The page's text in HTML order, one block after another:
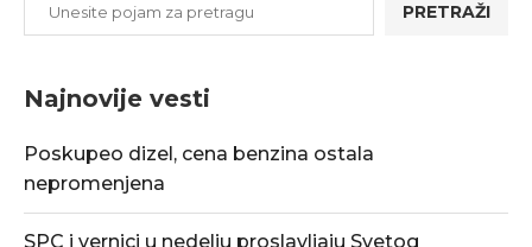
PRETRAŽI
Najnovije vesti
Poskupeo dizel, cena benzina ostala
nepromenjena
SPC i vernici u nedelju proslavljaju Svetog